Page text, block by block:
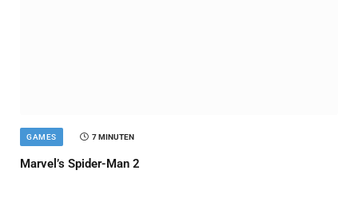
GAMES 7 MINUTEN
Marvel’s Spider-Man 2